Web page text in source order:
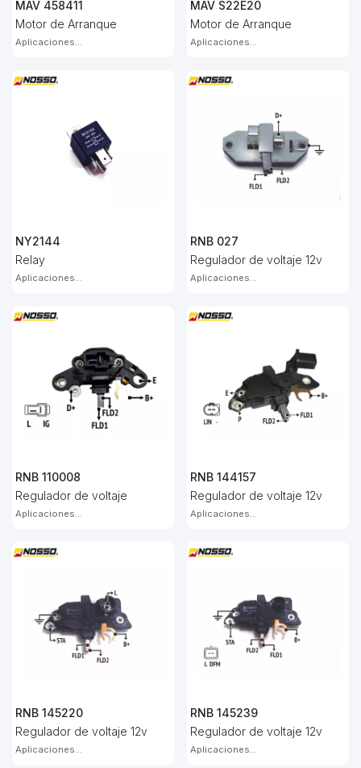
MAV 458411
Motor de Arranque
Aplicaciones...
MAV S22E20
Motor de Arranque
Aplicaciones...
NY2144
Relay
Aplicaciones...
RNB 027
Regulador de voltaje 12v
Aplicaciones...
RNB 110008
Regulador de voltaje
Aplicaciones...
RNB 144157
Regulador de voltaje 12v
Aplicaciones...
RNB 145220
Regulador de voltaje 12v
Aplicaciones...
RNB 145239
Regulador de voltaje 12v
Aplicaciones...